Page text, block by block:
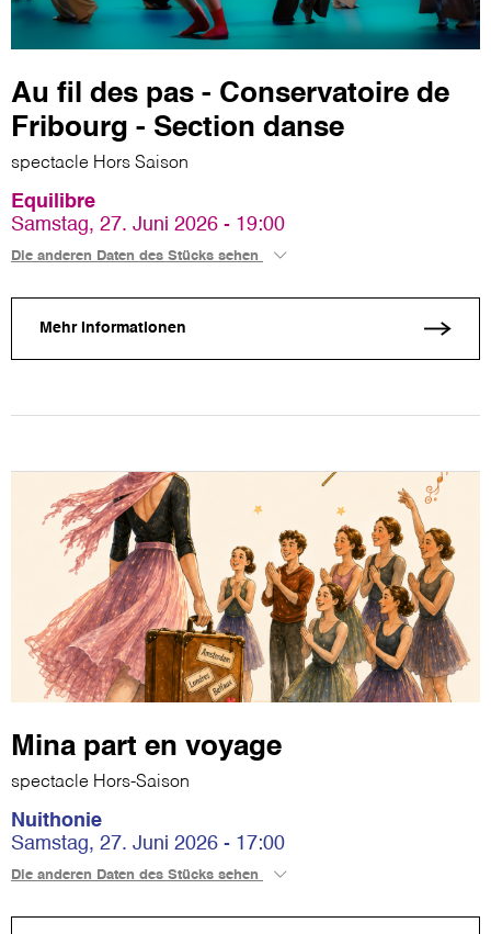
Au fil des pas - Conservatoire de
Fribourg - Section danse
spectacle Hors Saison
Equilibre
Samstag, 27. Juni 2026 - 19:00
Die anderen Daten des Stücks sehen
Mehr Informationen
Mina part en voyage
spectacle Hors-Saison
Nuithonie
Samstag, 27. Juni 2026 - 17:00
Die anderen Daten des Stücks sehen